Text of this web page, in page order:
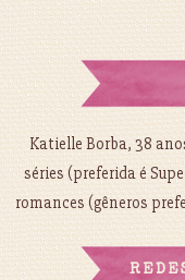
Katielle Borba, 38
séries (preferida é
romances (gêneros